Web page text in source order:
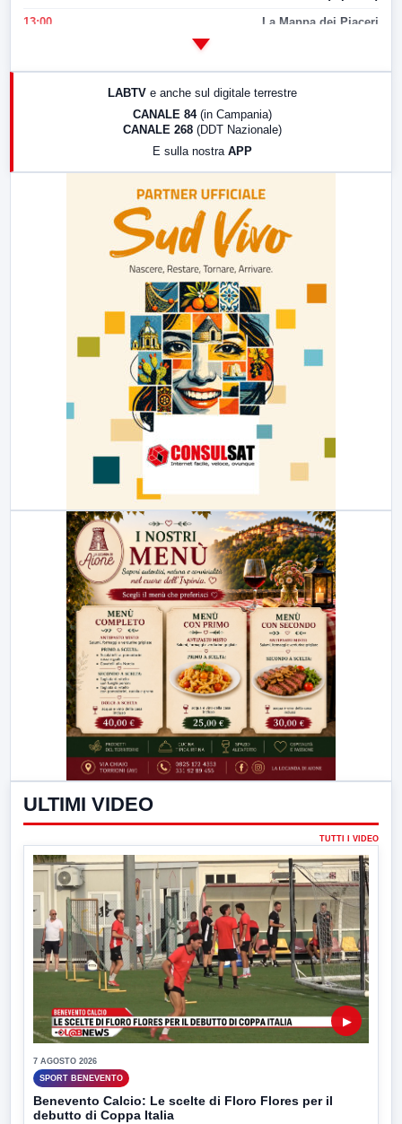
13:00 La Mappa dei Piaceri
17:00 LabNews (replica)
LABTV e anche sul digitale terrestre
CANALE 84 (in Campania)
CANALE 268 (DDT Nazionale)
E sulla nostra APP
ULTIMI VIDEO
TUTTI I VIDEO
▶
7 AGOSTO 2026
SPORT BENEVENTO
Benevento Calcio: Le scelte di Floro Flores per il
debutto di Coppa Italia